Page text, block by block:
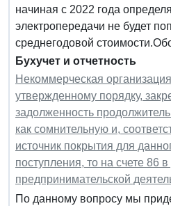
начиная с 2022 года
электропередачи не будет
среднегодовой
Бухучет и отчетность
Некоммерческая
утвержденному порядку,
задолженность
как сомнительную и,
источник покрытия для
поступления, то на счете 86
предпринимательской
По данному вопросу мы